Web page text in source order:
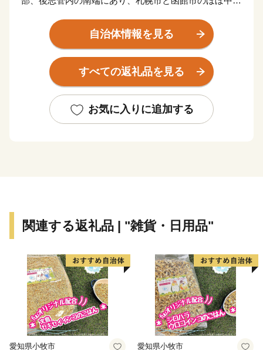
直接海岸に接することがない特殊な地形となっておりま
すが、黒松内岳からは日本海と太平洋を望むことができ
1990(平成2)年
家庭ごみ集積所「クリーンボックス」の規格統一を開
び廃屋の撤去を行い、統一感のある景観を創造。
景観行政団体となる。翌年に法委任条例制定、景観計画
を策定。
2012(平成24)年
「日本で最も美しい村連合」に加盟。
妥協しない景観づくりに取り組んでいる。
自治体情報を見る
すべての返礼品を見る
お気に入りに追加する
関連する返礼品 | "雑貨・日用品"
愛知県小牧市 愛知県小牧市